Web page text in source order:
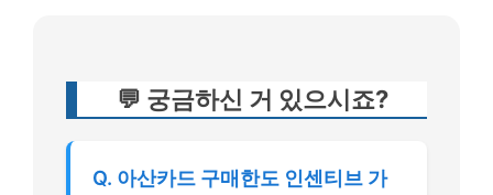
💬 궁금하신 거 있으시죠?
Q. 아산카드 구매한도 인센티브 가